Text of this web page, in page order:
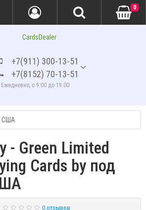
+7(911) 300-13-51
+7(8152) 70-13-51
Ежедневно, с 9:00 до 19:00
0
США
- Green Limited
Cards by под
0 отзывов